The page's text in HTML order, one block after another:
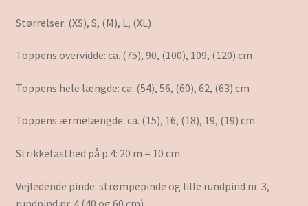
Størrelser: (XS), S, (M), L, (XL)
Toppens overvidde: ca. (75), 90, (100), 109, (120) cm
Toppens hele længde: ca. (54), 56, (60), 62, (63) cm
Toppens ærmelængde: ca. (15), 16, (18), 19, (19) cm
Strikkefasthed på p 4: 20 m = 10 cm
Vejledende pinde: strømpepinde og lille rundpind nr. 3,
rundpind nr. 4 (40 og 60 cm).